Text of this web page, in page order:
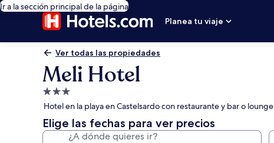
Ir a la sección principal de la página
Planea tu viaje
Ver todas las propiedades
Meli Hotel
Propiedad
de
3.0
estrellas
Hotel en la playa en Castelsardo con restaurante y bar o lounge
Elige las fechas para ver precios
¿A dónde quieres ir?